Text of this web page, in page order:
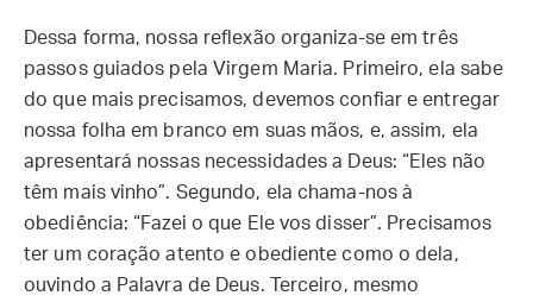
Dessa forma, nossa reflexão organiza-se em três
passos guiados pela Virgem Maria. Primeiro, ela sabe
do que mais precisamos, devemos confiar e entregar
nossa folha em branco em suas mãos, e, assim, ela
apresentará nossas necessidades a Deus: “Eles não
têm mais vinho”. Segundo, ela chama-nos à
obediência: “Fazei o que Ele vos disser”. Precisamos
ter um coração atento e obediente como o dela,
ouvindo a Palavra de Deus. Terceiro, mesmo